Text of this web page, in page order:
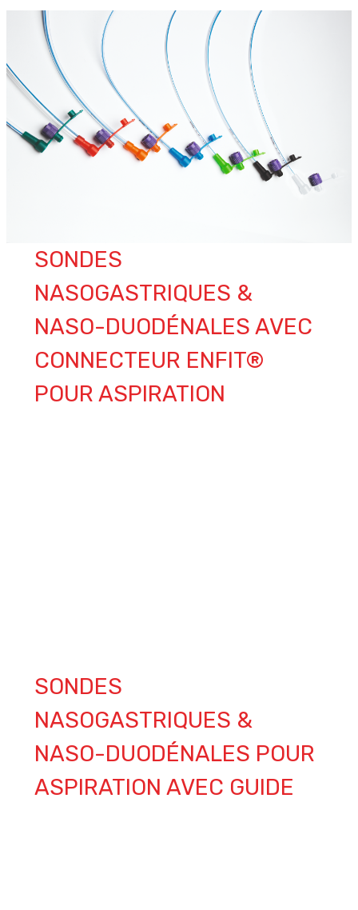
SONDES
NASOGASTRIQUES &
NASO-DUODÉNALES AVEC
CONNECTEUR ENFIT®
POUR ASPIRATION
SONDES
NASOGASTRIQUES &
NASO-DUODÉNALES POUR
ASPIRATION AVEC GUIDE